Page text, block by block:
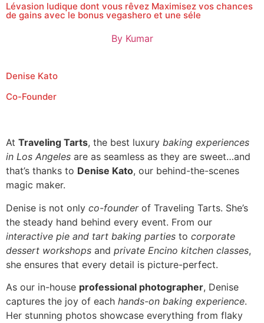
Lévasion ludique dont vous rêvez Maximisez vos chances
de gains avec le bonus vegashero et une séle
ByKumar
Denise Kato
Co-Founder
At Traveling Tarts, the best luxury baking experiences
in Los Angeles are as seamless as they are sweet…and
that’s thanks to Denise Kato, our behind-the-scenes
magic maker.
Denise is not only co-founderof Traveling Tarts. She’s
the steady hand behind every event. From our
interactive pie and tart baking parties to corporate
dessert workshops and private Encino kitchen classes,
she ensures that every detail is picture-perfect.
As our in-house professional photographer, Denise
captures the joy of each hands-on baking experience.
Her stunning photos showcase everything from flaky